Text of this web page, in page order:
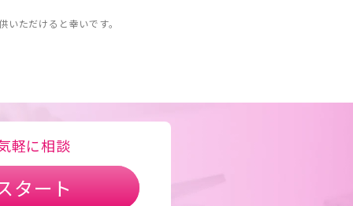
ただけると幸いです。
軽に相談
タート